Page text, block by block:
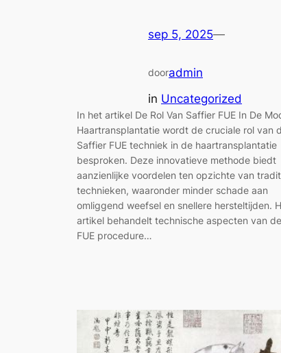
sep 5, 2025—
dooradmin
in Uncategorized
In het artikel De Rol Van Saffier FUE In De
Haartransplantatie wordt de cruciale rol van
Saffier FUE techniek in de haartransplantatie
besproken. Deze innovatieve methode biedt
aanzienlijke voordelen ten opzichte van
technieken, waaronder minder schade aan
omliggend weefsel en snellere hersteltijden.
artikel behandelt technische aspecten van
FUE procedure…